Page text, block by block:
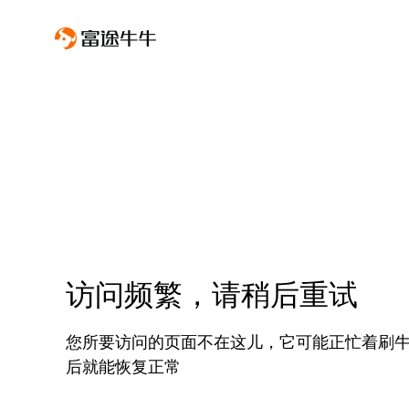
访问频繁，请稍后重试
您所要访问的页面不在这儿，它可能正忙着刷
后就能恢复正常